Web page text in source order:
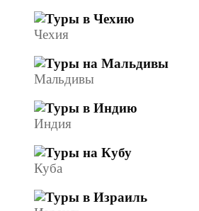
Чехия
Мальдивы
Индия
Куба